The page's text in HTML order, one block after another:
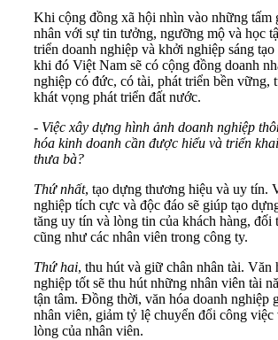
Khi cộng đồng xã hội nhìn vào những tấm
nhân với sự tin tưởng, ngưỡng mộ và học
triển doanh nghiệp và khởi nghiệp sáng tạo
khi đó Việt Nam sẽ có cộng đồng doanh
nghiệp có đức, có tài, phát triển bền vững,
khát vọng phát triển đất nước.
- Việc xây dựng hình ảnh doanh nghiệp
hóa kinh doanh cần được hiểu và triển
thưa bà?
Thứ nhất, tạo dựng thương hiệu và uy tín.
nghiệp tích cực và độc đáo sẽ giúp tạo
tăng uy tín và lòng tin của khách hàng, đối
cũng như các nhân viên trong công ty.
Thứ hai, thu hút và giữ chân nhân tài. Văn
nghiệp tốt sẽ thu hút những nhân viên tài
tận tâm. Đồng thời, văn hóa doanh nghiệp
nhân viên, giảm tỷ lệ chuyển đổi công việc
lòng của nhân viên.